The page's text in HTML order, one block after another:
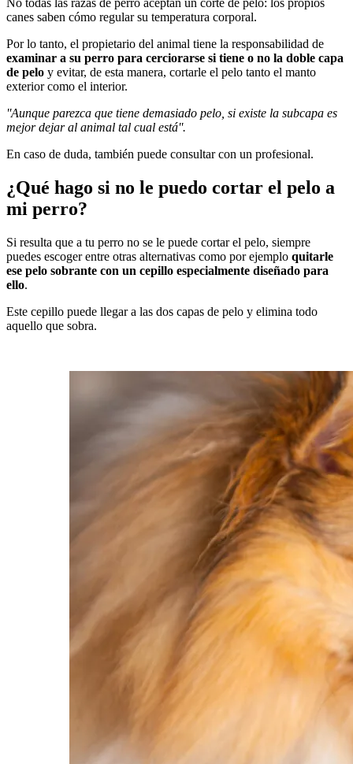
No todas las razas de perro aceptan un corte de pelo: los propios
canes saben cómo regular su temperatura corporal.
Por lo tanto, el propietario del animal tiene la responsabilidad de
examinar a su perro para cerciorarse si tiene o no la doble capa
de pelo y evitar, de esta manera, cortarle el pelo tanto el manto
exterior como el interior.
''Aunque parezca que tiene demasiado pelo, si existe la subcapa es
mejor dejar al animal tal cual está''.
En caso de duda, también puede consultar con un profesional.
¿Qué hago si no le puedo cortar el pelo a
mi perro?
Si resulta que a tu perro no se le puede cortar el pelo, siempre
puedes escoger entre otras alternativas como por ejemplo quitarle
ese pelo sobrante con un cepillo especialmente diseñado para
ello.
Este cepillo puede llegar a las dos capas de pelo y elimina todo
aquello que sobra.